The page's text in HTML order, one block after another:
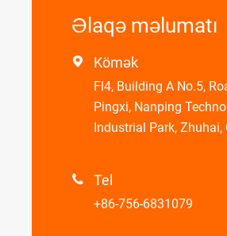
Əlaqə məlumatı
 Kömək
Fl4, Building A No.5,
Pingxi, Nanping
Industrial Park, Zhuhai,
 Tel
+86-756-6831079